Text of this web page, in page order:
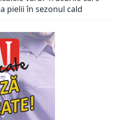
pielii în sezonul cald